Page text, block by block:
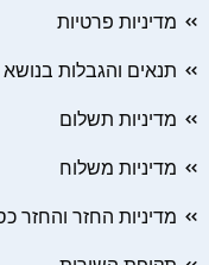
מדיניות פרטיות
תנאים והגבלות בנושא
מדיניות תשלום
מדיניות משלוח
מדיניות החזר והחזר